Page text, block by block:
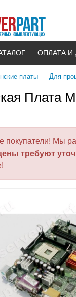
ОПЛАТА И
платы - Для
Плата
Мы
требуют